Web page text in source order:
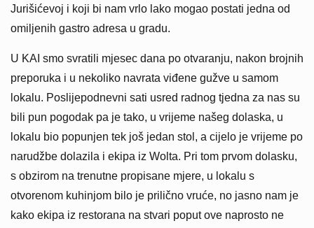
Jurišićevoj i koji bi nam vrlo lako mogao postati jedna od
omiljenih gastro adresa u gradu.
U KAI smo svratili mjesec dana po otvaranju, nakon brojnih
preporuka i u nekoliko navrata viđene gužve u samom
lokalu. Poslijepodnevni sati usred radnog tjedna za nas su
bili pun pogodak pa je tako, u vrijeme našeg dolaska, u
lokalu bio popunjen tek još jedan stol, a cijelo je vrijeme po
narudžbe dolazila i ekipa iz Wolta. Pri tom prvom dolasku,
s obzirom na trenutne propisane mjere, u lokalu s
otvorenom kuhinjom bilo je prilično vruće, no jasno nam je
kako ekipa iz restorana na stvari poput ove naprosto ne